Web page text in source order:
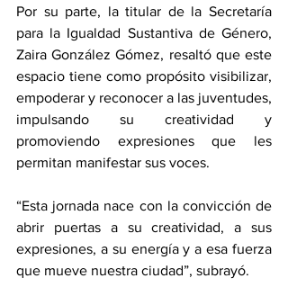
Por su parte, la titular de la Secretaría
para la Igualdad Sustantiva de Género,
Zaira González Gómez, resaltó que este
espacio tiene como propósito visibilizar,
empoderar y reconocer a las juventudes,
impulsando su creatividad y
promoviendo expresiones que les
permitan manifestar sus voces.
“Esta jornada nace con la convicción de
abrir puertas a su creatividad, a sus
expresiones, a su energía y a esa fuerza
que mueve nuestra ciudad”, subrayó.